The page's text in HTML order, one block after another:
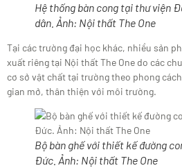
Hệ thống bàn cong tại thư viện
dân. Ảnh: Nội thất The One
Tại các trường đại học khác, nhiều sản
xuất riêng tại Nội thất The One do các
cơ sở vật chất tại trường theo phong
gian mở, thân thiện với môi trường.
Bộ bàn ghế với thiết kế đường
Đức. Ảnh: Nội thất The One